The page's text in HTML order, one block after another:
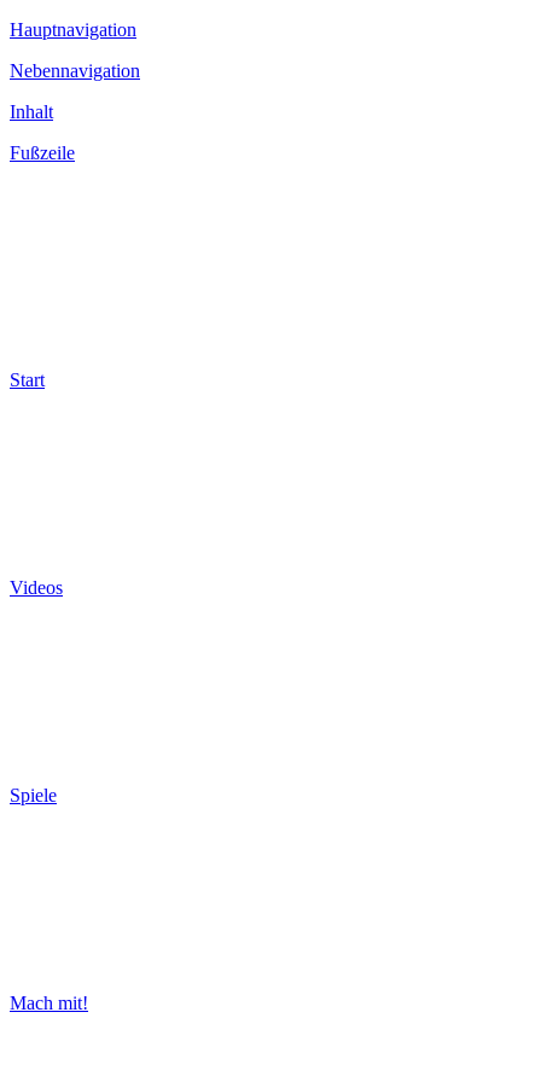
Hauptnavigation
Nebennavigation
Inhalt
Fußzeile
Start
Videos
Spiele
Mach mit!